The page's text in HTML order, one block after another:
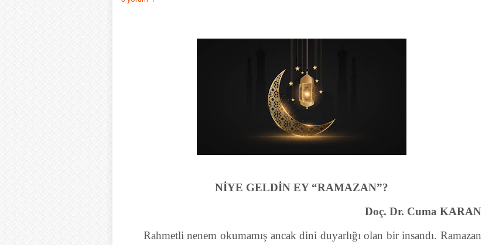
NİYE GELDİN EY “RAMAZAN”?
Doç. Dr. Cuma KARAN
Rahmetli nenem okumamış ancak dini duyarlığı olan bir insandı. Ramazan